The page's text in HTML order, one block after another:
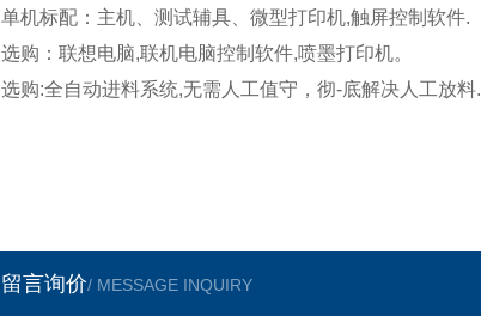
单机标配：主机、测试辅具、微型打印机,触屏控制软件.
选购：联想电脑,联机电脑控制软件,喷墨打印机。
选购:全自动进料系统,无需人工值守，彻-底解决人工放料.
留言询价/ MESSAGE INQUIRY